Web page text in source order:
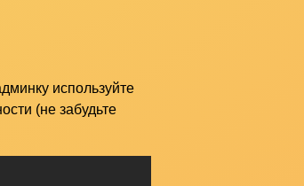
используйте
(не забудьте